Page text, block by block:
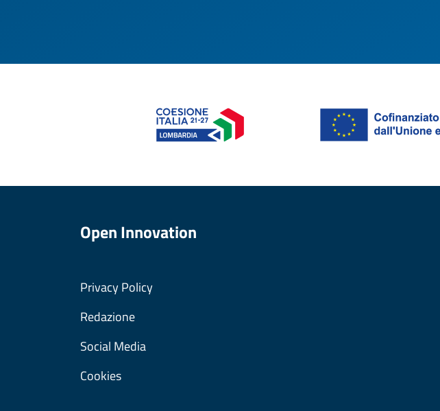
Open Innovation
Privacy Policy
Redazione
Social Media
Cookies